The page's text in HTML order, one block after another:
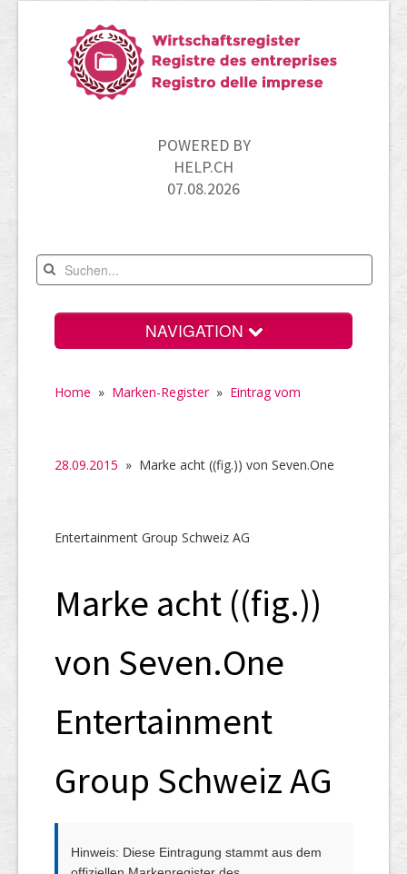
POWERED BY
HELP.CH
07.08.2026
NAVIGATION
UID-Register
Links
Home » Marken-Register» Eintrag vom
28.09.2015 » Marke acht ((fig.)) von Seven.One
Entertainment Group Schweiz AG
Marke acht ((fig.))
von Seven.One
Entertainment
Group Schweiz AG
Hinweis: Diese Eintragung stammt aus dem